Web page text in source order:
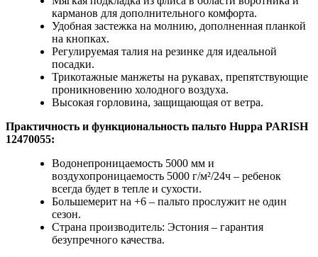
карманов для дополнительного комфорта.
Удобная застежка на молнию, дополненная планкой
на кнопках.
Регулируемая талия на резинке для идеальной
посадки.
Трикотажные манжеты на рукавах, препятствующие
проникновению холодного воздуха.
Высокая горловина, защищающая от ветра.
Практичность и функциональность пальто Huppa PARISH
12470055:
Водонепроницаемость 5000 мм и
воздухопроницаемость 5000 г/м²/24ч – ребенок
всегда будет в тепле и сухости.
Большемерит на +6 – пальто прослужит не один
сезон.
Страна производитель: Эстония – гарантия
безупречного качества.